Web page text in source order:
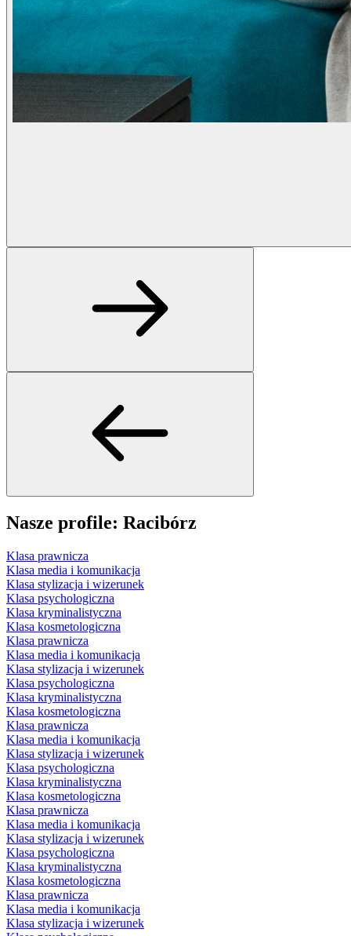
Nasze profile: Racibórz
Klasa prawnicza
Klasa media i komunikacja
Klasa stylizacja i wizerunek
Klasa psychologiczna
Klasa kryminalistyczna
Klasa kosmetologiczna
Klasa prawnicza
Klasa media i komunikacja
Klasa stylizacja i wizerunek
Klasa psychologiczna
Klasa kryminalistyczna
Klasa kosmetologiczna
Klasa prawnicza
Klasa media i komunikacja
Klasa stylizacja i wizerunek
Klasa psychologiczna
Klasa kryminalistyczna
Klasa kosmetologiczna
Klasa prawnicza
Klasa media i komunikacja
Klasa stylizacja i wizerunek
Klasa psychologiczna
Klasa kryminalistyczna
Klasa kosmetologiczna
Klasa prawnicza
Klasa media i komunikacja
Klasa stylizacja i wizerunek